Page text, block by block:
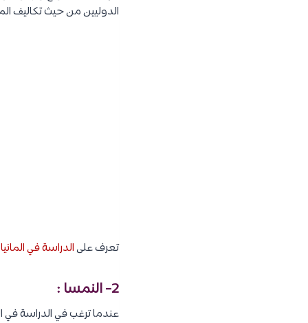
الدوليين من حيث تكاليف
تعرف علىالدراسة في
2- النمسا :
عندما ترغب في الدراسة في